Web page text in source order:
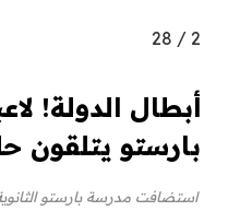
2
/
28
أبطال الدولة!
بارستو يتلقون